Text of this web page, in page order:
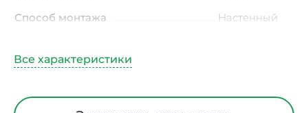
Способ монтажа
Настенный
Ширина